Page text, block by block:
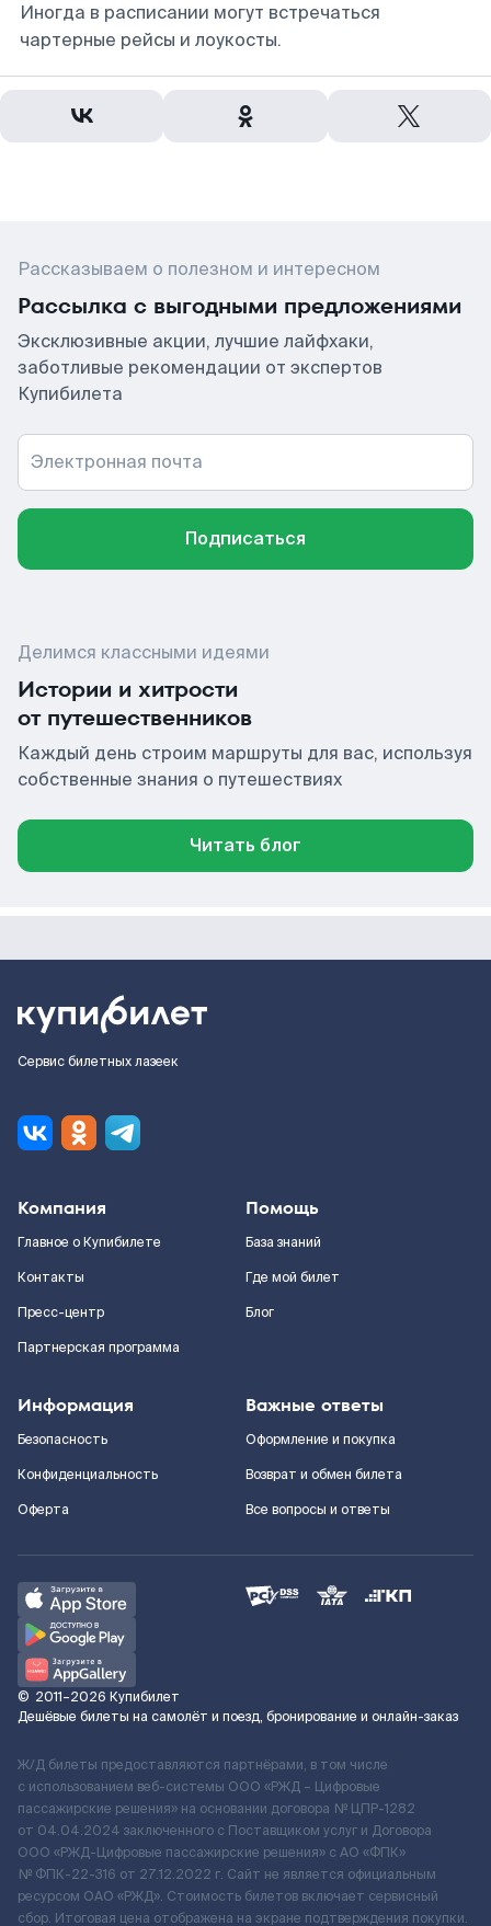
Иногда в расписании могут встречаться
чартерные рейсы и лоукосты.
Рассказываем о полезном и интересном
Рассылка с выгодными предложениями
Эксклюзивные акции, лучшие лайфхаки,
заботливые рекомендации от экспертов
Купибилета
Электронная почта
Подписаться
Делимся классными идеями
Истории и хитрости
от путешественников
Каждый день строим маршруты для вас, используя
собственные знания о путешествиях
Читать блог
Сервис билетных лазеек
Компания
Главное о Купибилете
Контакты
Пресс-центр
Партнерская программа
Помощь
База знаний
Где мой билет
Блог
Информация
Безопасность
Конфиденциальность
Оферта
Важные ответы
Оформление и покупка
Возврат и обмен билета
Все вопросы и ответы
© 2011–2026 Купибилет
Дешёвые билеты на самолёт и поезд, бронирование и онлайн-заказ
Ж/Д билеты предоставляются партнёрами, в том числе
с использованием веб-системы ООО «РЖД – Цифровые
пассажирские решения» на основании договора № ЦПР-1282
от 04.04.2024 заключенного с Поставщиком услуг и Договора
ООО «РЖД-Цифровые пассажирские решения» c АО «ФПК»
№ ФПК-22-316 от 27.12.2022 г. Сайт не является официальным
ресурсом ОАО «РЖД». Стоимость билетов включает сервисный
сбор. Итоговая цена отображена на экране подтверждения покупки.